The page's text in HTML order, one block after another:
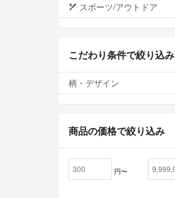
スポーツ/アウトドア
こだわり条件で絞り込み
柄・デザイン
商品の価格で絞り込み
円〜